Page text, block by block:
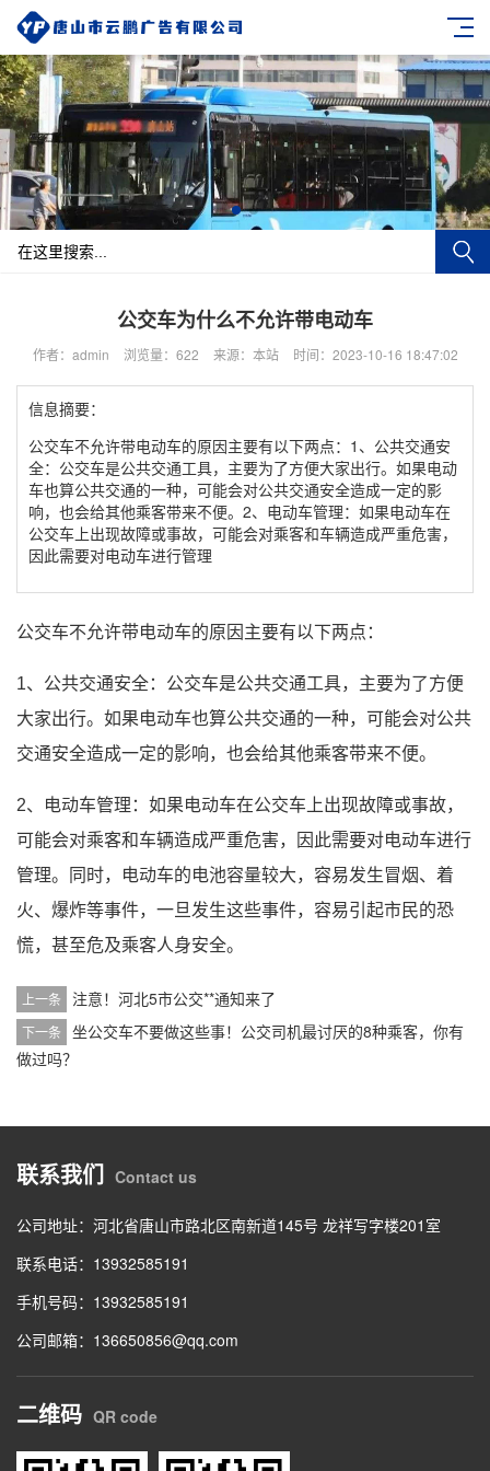
公交车为什么不允许带电动车
作者：admin 浏览量：622 来源：本站 时间：2023-10-16 18:47:02
信息摘要：
公交车不允许带电动车的原因主要有以下两点：1、公共交通安
全：公交车是公共交通工具，主要为了方便大家出行。如果电动
车也算公共交通的一种，可能会对公共交通安全造成一定的影
响，也会给其他乘客带来不便。2、电动车管理：如果电动车在
公交车上出现故障或事故，可能会对乘客和车辆造成严重危害，
因此需要对电动车进行管理
公交车不允许带电动车的原因主要有以下两点：
1、公共交通安全：公交车是公共交通工具，主要为了方便
大家出行。如果电动车也算公共交通的一种，可能会对公共
交通安全造成一定的影响，也会给其他乘客带来不便。
2、电动车管理：如果电动车在公交车上出现故障或事故，
可能会对乘客和车辆造成严重危害，因此需要对电动车进行
管理。同时，电动车的电池容量较大，容易发生冒烟、着
火、爆炸等事件，一旦发生这些事件，容易引起市民的恐
慌，甚至危及乘客人身安全。
上一条 注意！河北5市公交**通知来了
下一条
坐公交车不要做这些事！公交司机最讨厌的8种乘客，你有
做过吗？
联系我们 Contact us
公司地址：河北省唐山市路北区南新道145号 龙祥写字楼201室
联系电话：13932585191
手机号码：13932585191
公司邮箱：136650856@qq.com
二维码 QR code